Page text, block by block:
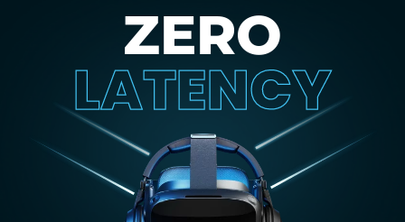
ZERO
LATENCY